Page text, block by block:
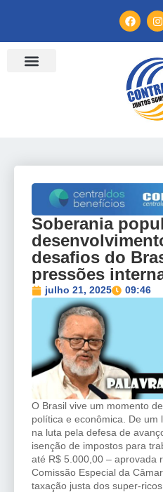
Soberania
desafios do
pressões
julho 21, 2025 09:46
O Brasil vive um momento
política e econômica. De um
na luta pela defesa de
isenção de impostos para
até R$ 5.000,00 – aprovada
Comissão Especial da
taxação justa dos super-